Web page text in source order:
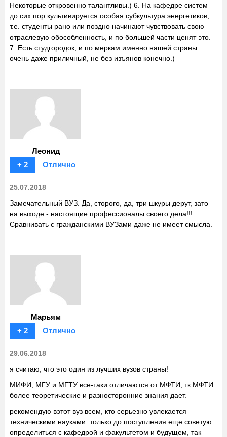
Некоторые откровенно талантливы.) 6. На кафедре систем
до сих пор культивируется особая субкультура энергетиков,
т.е. студенты рано или поздно начинают чувствовать свою
отраслевую обособленность, и по большей части ценят это.
7. Есть студгородок, и по меркам именно нашей страны
очень даже приличный, не без изъянов конечно.)
Леонид
+ 2
Отлично
25.07.2018
Замечательный ВУЗ. Да, сторого, да, три шкуры дерут, зато
на выходе - настоящие профессионалы своего дела!!!
Сравнивать с гражданскими ВУЗами даже не имеет смысла.
Марьям
+ 2
Отлично
29.06.2018
я считаю, что это один из лучших вузов страны!
МИФИ, МГУ и МГТУ все-таки отличаются от МФТИ, тк МФТИ
более теоретические и разносторонние знания дает.
рекомендую вэтот вуз всем, кто серьезно увлекается
техническими науками. только до поступления еще советую
определиться с кафедрой и факультетом и будущем, так